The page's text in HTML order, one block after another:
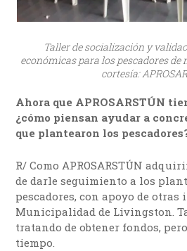
Taller de socialización y
económicas para los pescadores
cortesía:
Ahora que APROSARSTÚN
¿cómo piensan ayudar a
que plantearon los
R/ Como APROSARSTÚN
de darle seguimiento a los
pescadores, con apoyo de
Municipalidad de Livingston.
tratando de obtener fondos,
tiempo.